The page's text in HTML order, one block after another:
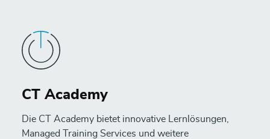
CT Academy
Die CT Academy bietet innovative Lernlösungen,
Managed Training Services und weitere